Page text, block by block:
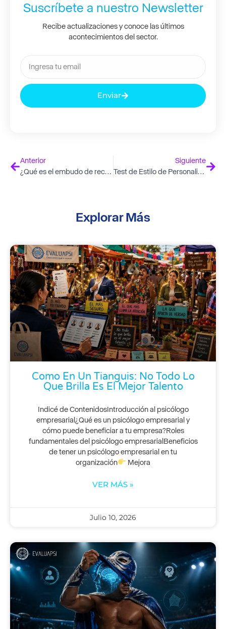
Suscríbete a nuestro Newsletter
Recibe actualizaciones y conoce las últimos
acontecimientos del sector.
Enviar
Anterior
¿Qué es el embudo de reclutamiento y cómo aplicarlo en empresas?
Siguiente
Test de Estilo de Personalidad: Comprende tu Comportamiento y Desarrolla tu Potencial
Explorar Más
Como En Un Tianguis: No Todo Lo
Que Brilla Es El Mejor Talento
Indicé de ContenidosIntroducción al psicólogo
empresarial¿Qué es un psicólogo empresarial y
cómo puede beneficiar a tu empresa?Roles
fundamentales del psicólogo empresarialBeneficios
de tener un psicólogo empresarial en tu
organización
Mejora
VER MÁS »
Julio 10, 2026